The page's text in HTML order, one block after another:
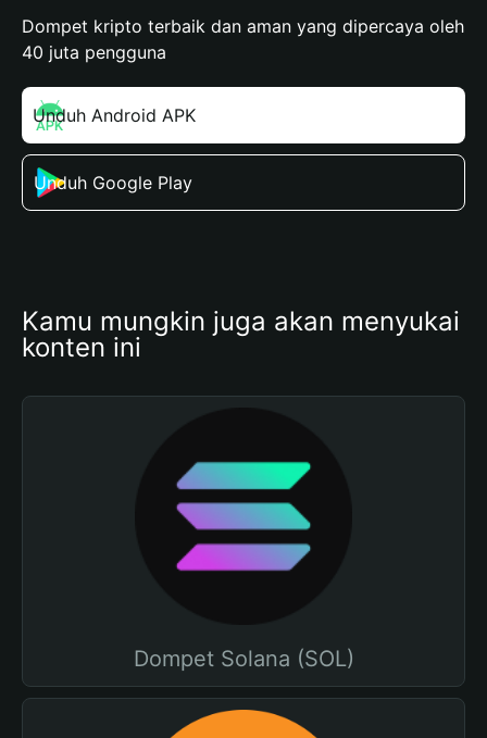
Dompet kripto terbaik dan aman yang dipercaya oleh
40 juta pengguna
Unduh Android APK
Unduh Google Play
Kamu mungkin juga akan menyukai
konten ini
Dompet Solana (SOL)